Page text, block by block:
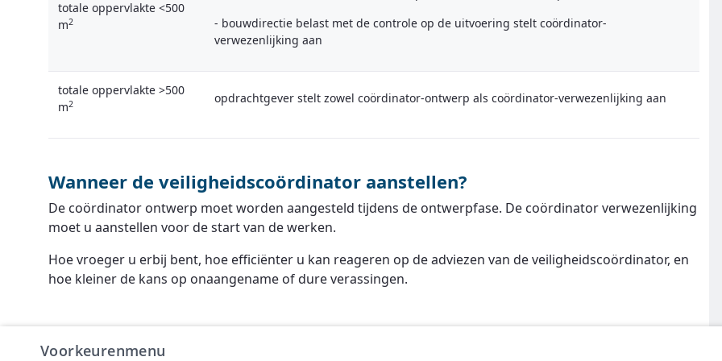
totale oppervlakte <500
m2
- bouwdirectie belast met de controle op de uitvoering stelt coördinator-
verwezenlijking aan
totale oppervlakte >500
m2 opdrachtgever stelt zowel coördinator-ontwerp als coördinator-verwezenlijking aan
Wanneer de veiligheidscoördinator aanstellen?
De coördinator ontwerp moet worden aangesteld tijdens de ontwerpfase. De coördinator verwezenlijking
moet u aanstellen voor de start van de werken.
Hoe vroeger u erbij bent, hoe efficiënter u kan reageren op de adviezen van de veiligheidscoördinator, en
hoe kleiner de kans op onaangename of dure verassingen.
Voorkeurenmenu